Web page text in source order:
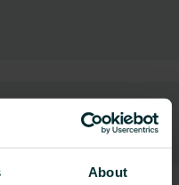
About